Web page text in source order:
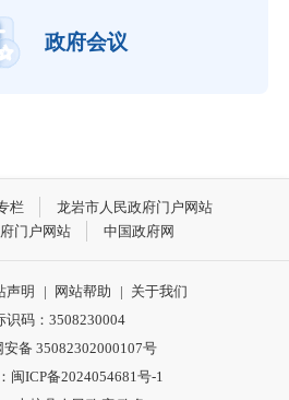
政府会议
栏
龙岩市人民政府门户网站
门户网站
中国政府网
声明 | 网站帮助 | 关于我们
识码：3508230004
安备 35082302000107号
闽ICP备2024054681号-1